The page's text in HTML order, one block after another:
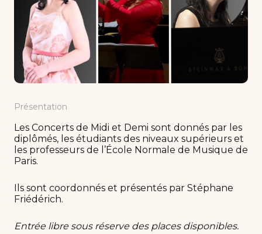
Présentation
Les Concerts de Midi et Demi sont donnés par les
diplômés, les étudiants des niveaux supérieurs et
les professeurs de l’École Normale de Musique de
Paris.
Ils sont coordonnés et présentés par Stéphane
Friédérich.
Entrée libre sous réserve des places disponibles.